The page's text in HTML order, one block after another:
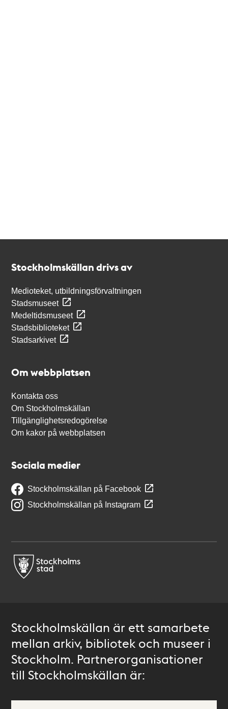
Stockholmskällan drivs av
Medioteket, utbildningsförvaltningen
Stadsmuseet
Medeltidsmuseet
Stadsbiblioteket
Stadsarkivet
Om webbplatsen
Kontakta oss
Om Stockholmskällan
Tillgänglighetsredogörelse
Om kakor på webbplatsen
Sociala medier
Stockholmskällan på Facebook
Stockholmskällan på Instagram
Stockholmskällan är ett samarbete
mellan arkiv, bibliotek och museer i
Stockholm. Partnerorganisationer
till Stockholmskällan är: